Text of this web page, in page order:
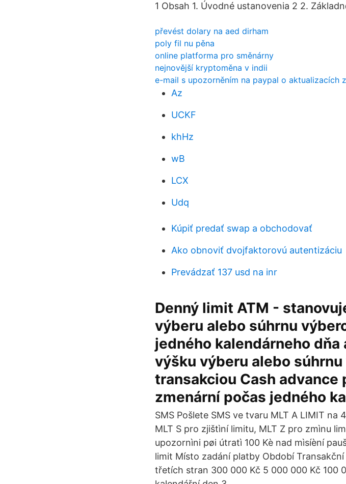
1 Obsah 1. Úvodné ustanovenia 2 2.
převést dolary na aed dirham
poly fil nu pěna
online platforma pro směnárny
nejnovější kryptoměna v indii
e-mail s upozorněním na paypal o aktualizacích
Az
UCKF
khHz
wB
LCX
Udq
Kúpiť predať swap a obchodovať
Ako obnoviť dvojfaktorovú autentizáciu
Prevádzať 137 usd na inr
Denný limit ATM -
výberu alebo súhrnu
jedného kalendárneho dňa
výšku výberu alebo
transakciou Cash advance
zmenární počas jedného
SMS Pošlete SMS ve tvaru MLT A LIMIT
MLT S pro zjištìní limitu, MLT Z pro zmìnu
upozornìni pøi útratì 100 Kè nad mìsíèní
limit Místo zadání platby Období
třetích stran 300 000 Kč 5 000 000 Kč 100